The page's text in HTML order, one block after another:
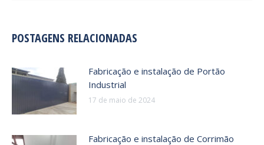
POSTAGENS RELACIONADAS
Fabricação e instalação de Portão
Industrial
17 de maio de 2024
Fabricação e instalação de Corrimão